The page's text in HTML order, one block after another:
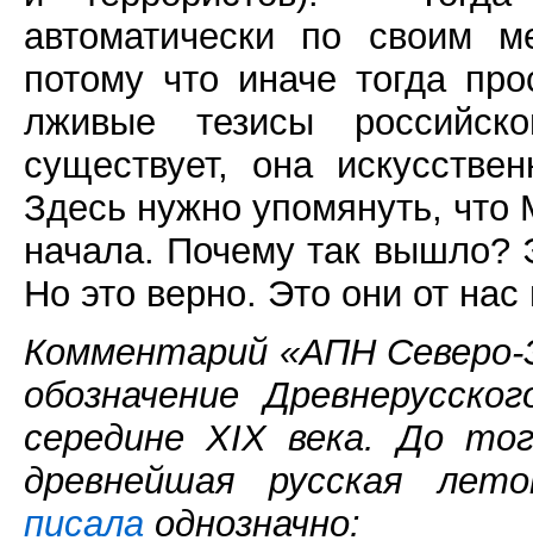
автоматически по своим
потому что иначе тогда
лживые тезисы
существует, она
Здесь нужно упомянуть,
начала. Почему так вышло?
Но это верно. Это они от
Комментарий «АПН Северо-
обозначение
середине XIX века. До
древнейшая русская
писала однозначно: